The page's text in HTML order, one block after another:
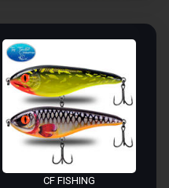
CF FISHING